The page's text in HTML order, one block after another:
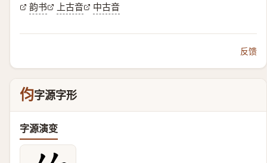
韵书 上古音 中古音
反馈
伨字源字形
字源演变